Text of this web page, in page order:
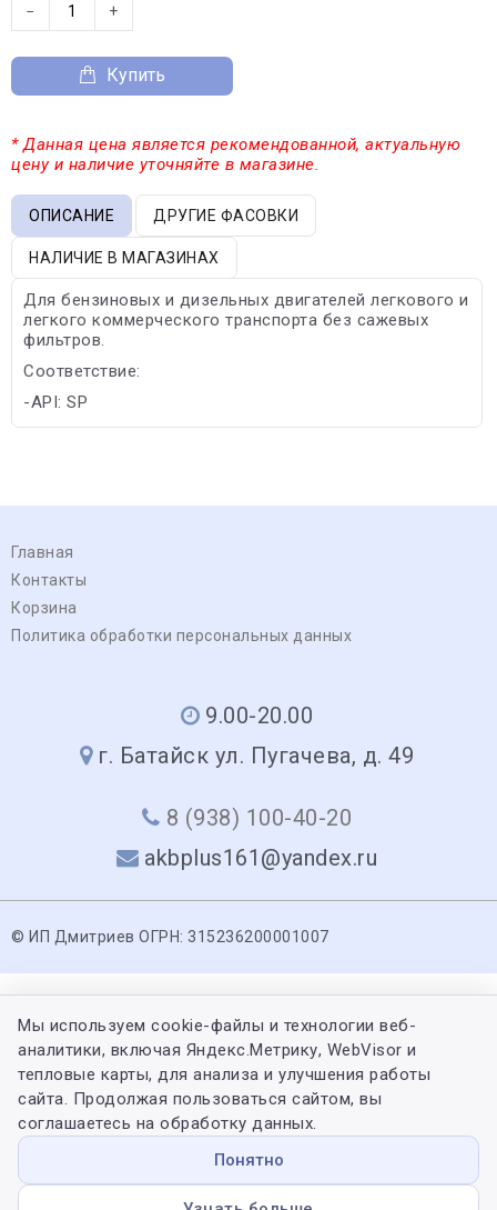
− +
Купить
* Данная цена является рекомендованной, актуальную
цену и наличие уточняйте в магазине.
ОПИСАНИЕ ДРУГИЕ ФАСОВКИ
НАЛИЧИЕ В МАГАЗИНАХ
Для бензиновых и дизельных двигателей легкового и
легкого коммерческого транспорта без сажевых
фильтров.
Соответствие:
-API: SP
Главная
Контакты
Корзина
Политика обработки персональных данных
9.00-20.00
г. Батайск ул. Пугачева, д. 49
8 (938) 100-40-20
akbplus161@yandex.ru
© ИП Дмитриев ОГРН: 315236200001007
Мы используем cookie-файлы и технологии веб-
аналитики, включая Яндекс.Метрику, WebVisor и
тепловые карты, для анализа и улучшения работы
сайта. Продолжая пользоваться сайтом, вы
соглашаетесь на обработку данных.
Понятно